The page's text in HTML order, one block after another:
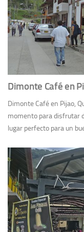
Dimonte Café en
Dimonte Café en Pijao,
momento para disfrutar
lugar perfecto para un